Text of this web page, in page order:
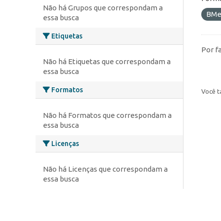
Não há Grupos que correspondam a
essa busca
Etiquetas
Não há Etiquetas que correspondam a
essa busca
Formatos
Não há Formatos que correspondam a
essa busca
Licenças
Não há Licenças que correspondam a
essa busca
Por
Você